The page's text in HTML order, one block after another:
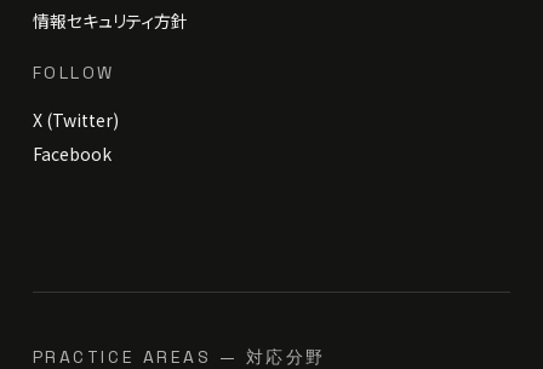
情報セキュリティ方針
FOLLOW
X (Twitter)
Facebook
PRACTICE AREAS — 対応分野